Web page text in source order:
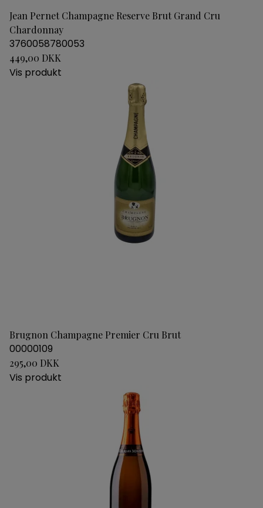
Jean Pernet Champagne Reserve Brut Grand Cru
Chardonnay
3760058780053
449,00 DKK
Vis produkt
Brugnon Champagne Premier Cru Brut
00000109
295,00 DKK
Vis produkt